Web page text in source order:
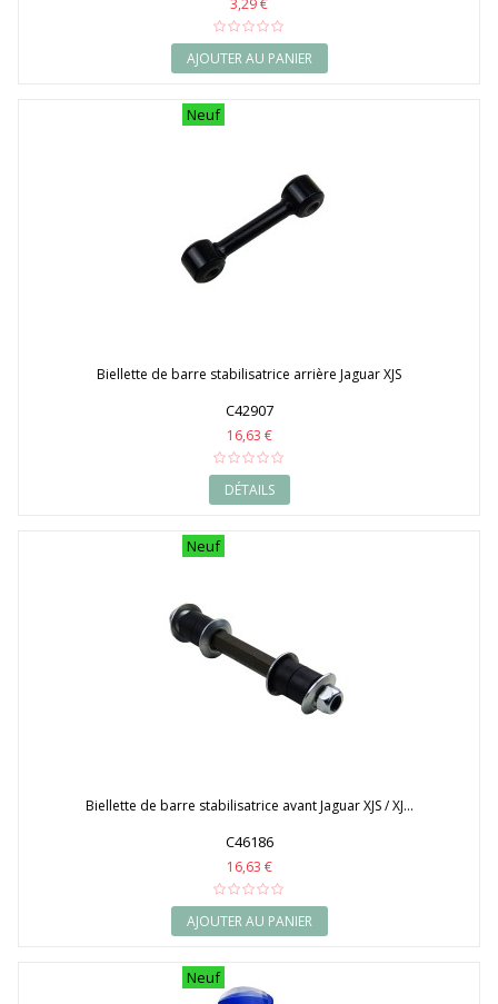
AJOUTER AU PANIER
Neuf
Biellette de barre stabilisatrice arrière Jaguar XJS
C42907
16,63 €
DÉTAILS
Neuf
Biellette de barre stabilisatrice avant Jaguar XJS / XJ...
C46186
16,63 €
AJOUTER AU PANIER
Neuf